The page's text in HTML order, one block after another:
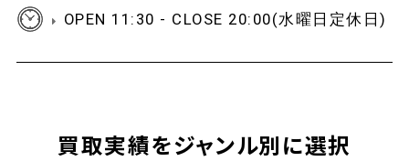
OPEN 11:30 - CLOSE 20:00(水曜日定休日)
買取実績をジャンル別に選択